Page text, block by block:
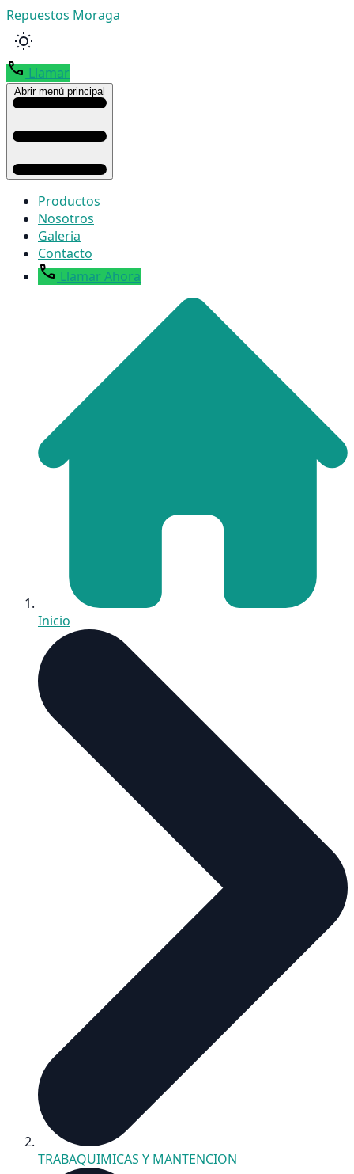
Repuestos Moraga
Llamar
Abrir menú principal
Productos
Nosotros
Galeria
Contacto
Llamar Ahora
Inicio
TRABAQUIMICAS Y MANTENCION